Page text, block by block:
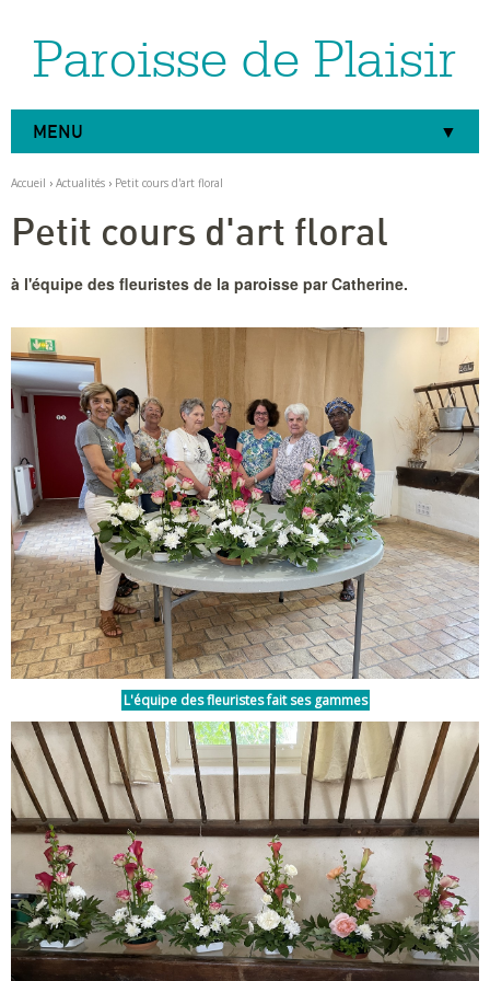
Outils
personnels
Paroisse de Plaisir
MENU
Accueil › Actualités › Petit cours d'art floral
Petit cours d'art floral
à l'équipe des fleuristes de la paroisse par Catherine.
L'équipe des fleuristes fait ses gammes